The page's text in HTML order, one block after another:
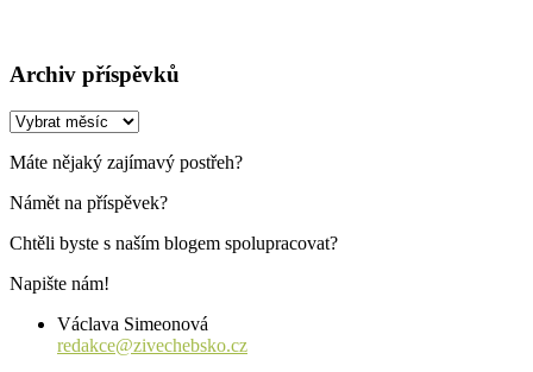
Archiv příspěvků
Archiv
Máte nějaký zajímavý postřeh?
Námět na příspěvek?
Chtěli byste s naším blogem spolupracovat?
Napište nám!
Václava Simeonová
redakce@zivechebsko.cz